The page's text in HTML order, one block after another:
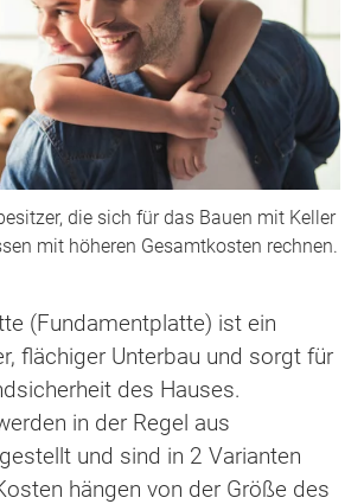
die sich für das Bauen mit Keller
mit höheren Gesamtkosten rechnen.
(Fundamentplatte) ist ein
flächiger Unterbau und sorgt für
des Hauses.
in der Regel aus
und sind in 2 Varianten
hängen von der Größe des